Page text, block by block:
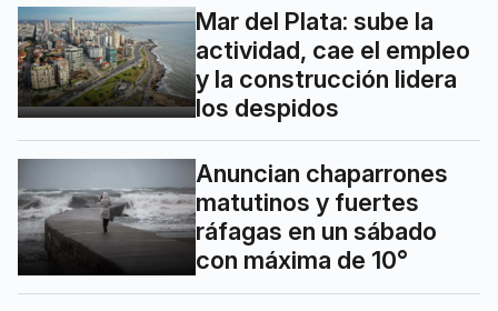
Mar del Plata: sube la
actividad, cae el empleo
y la construcción lidera
los despidos
Anuncian chaparrones
matutinos y fuertes
ráfagas en un sábado
con máxima de 10°